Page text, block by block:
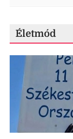
Életmód